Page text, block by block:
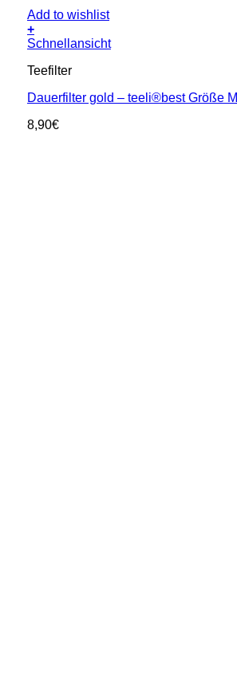
Add to wishlist
+
Schnellansicht
Teefilter
Dauerfilter gold – teeli®best Größe M
8,90€